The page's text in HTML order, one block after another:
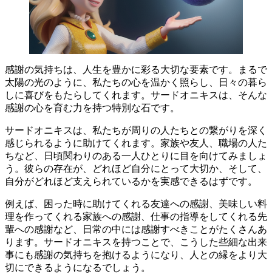
感謝の気持ちは、人生を豊かに彩る大切な要素です。
まるで
太陽の光のように、私たちの心を温かく照らし、日々の暮ら
しに喜びをもたらしてくれます。サードオニキスは、そんな
感謝の心を育む力を持つ特別な石です。
サードオニキスは、私たちが周りの人たちとの繋がりを深く
感じられるように助けてくれます。 家族や友人、職場の人た
ちなど、日頃関わりのある一人ひとりに目を向けてみましょ
う。彼らの存在が、どれほど自分にとって大切か、そして、
自分がどれほど支えられているかを実感できるはずです。
例えば、困った時に助けてくれる友達への感謝、美味しい料
理を作ってくれる家族への感謝、仕事の指導をしてくれる先
輩への感謝など、日常の中には感謝すべきことがたくさんあ
ります。 サードオニキスを持つことで、こうした些細な出来
事にも感謝の気持ちを抱けるようになり、人との縁をより大
切にできるようになるでしょう。